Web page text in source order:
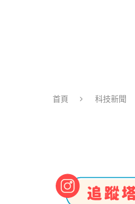
首頁 科技新聞